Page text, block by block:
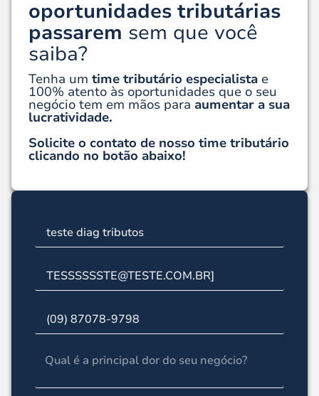
oportunidades tributárias
passarem sem que você
saiba?
Tenha um time tributário especialista e
100% atento às oportunidades que o seu
negócio tem em mãos para aumentar a sua
lucratividade.
Solicite o contato de nosso time tributário
clicando no botão abaixo!